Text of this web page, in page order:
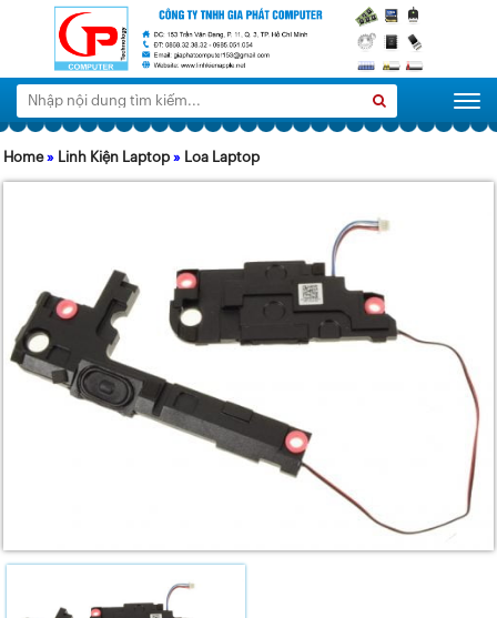
Tìm
kiếm:
Home» Linh Kiện Laptop » Loa Laptop